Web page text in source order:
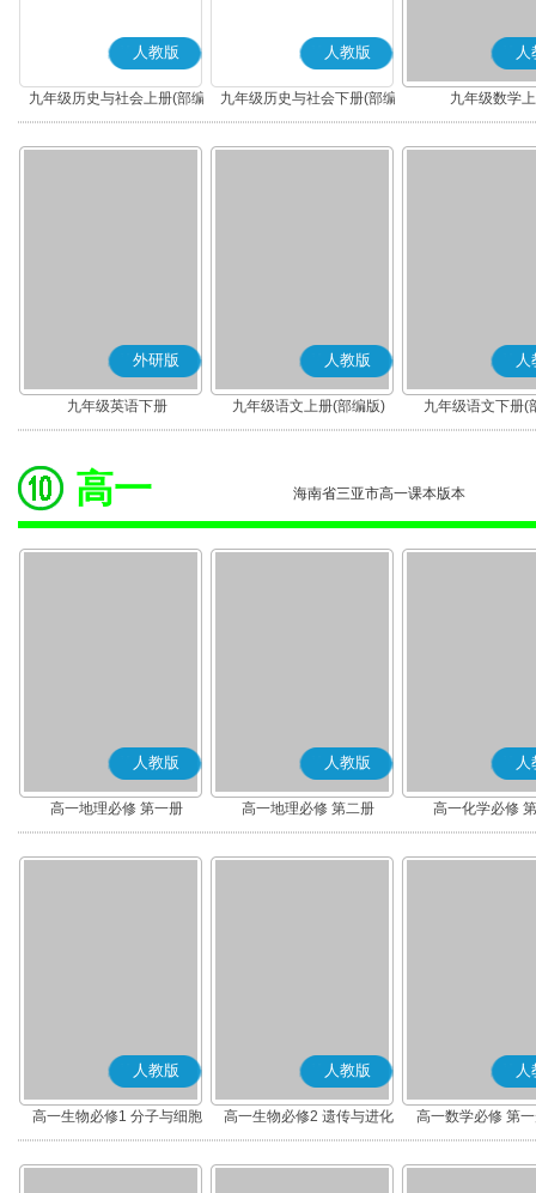
人教版
九年级历史与社会上册(部编
版)
人教版
九年级历史与社会下册(部编
版)
人
九年级数学
外研版
九年级英语下册
人教版
九年级语文上册(部编版)
人
九年级语文下册(
高一 海南省三亚市高一课本版本
人教版
高一地理必修 第一册
人教版
高一地理必修 第二册
人
高一化学必修
人教版
高一生物必修1 分子与细胞
人教版
高一生物必修2 遗传与进化
人
高一数学必修 第